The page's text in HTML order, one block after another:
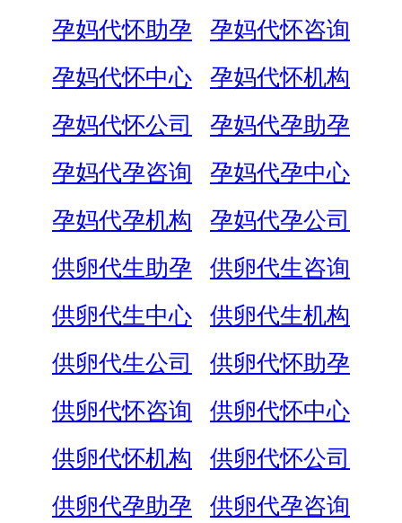
孕妈代怀助孕
孕妈代怀咨询
孕妈代怀中心
孕妈代怀机构
孕妈代怀公司
孕妈代孕助孕
孕妈代孕咨询
孕妈代孕中心
孕妈代孕机构
孕妈代孕公司
供卵代生助孕
供卵代生咨询
供卵代生中心
供卵代生机构
供卵代生公司
供卵代怀助孕
供卵代怀咨询
供卵代怀中心
供卵代怀机构
供卵代怀公司
供卵代孕助孕
供卵代孕咨询